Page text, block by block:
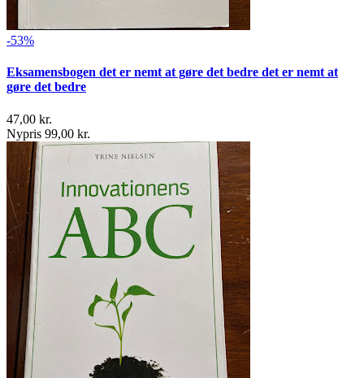
-53%
Eksamensbogen det er nemt at gøre det bedre det er nemt at
gøre det bedre
47,00 kr.
Nypris 99,00 kr.